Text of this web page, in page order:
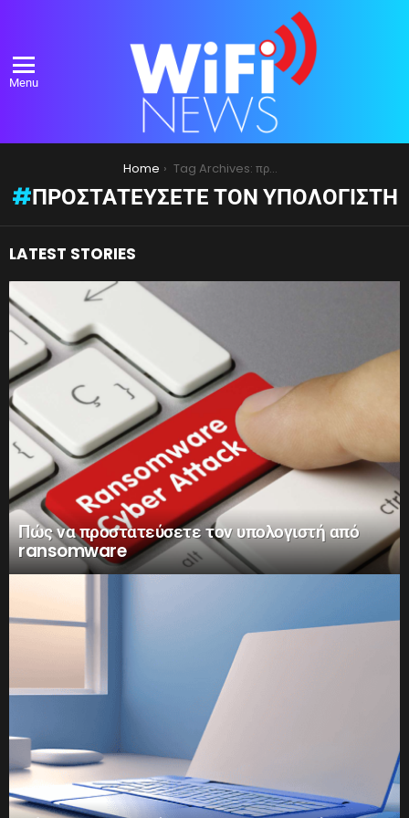
Menu
Home Tag Archives: προστατεύσετε τον υπολογιστή
ΠΡΟΣΤΑΤΕΎΣΕΤΕ ΤΟΝ ΥΠΟΛΟΓΙΣΤΉ
LATEST STORIES
Πώς να προστατεύσετε τον υπολογιστή από
ransomware